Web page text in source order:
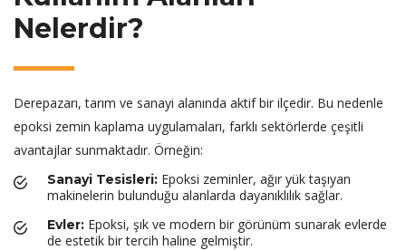
Nelerdir?
Derepazarı, tarım ve sanayi alanında aktif bir ilçedir. Bu nedenle
epoksi zemin kaplama uygulamaları, farklı sektörlerde çeşitli
avantajlar sunmaktadır. Örneğin:
Sanayi Tesisleri: Epoksi zeminler, ağır yük taşıyan
makinelerin bulunduğu alanlarda dayanıklılık sağlar.
Evler: Epoksi, şık ve modern bir görünüm sunarak evlerde
de estetik bir tercih haline gelmiştir.